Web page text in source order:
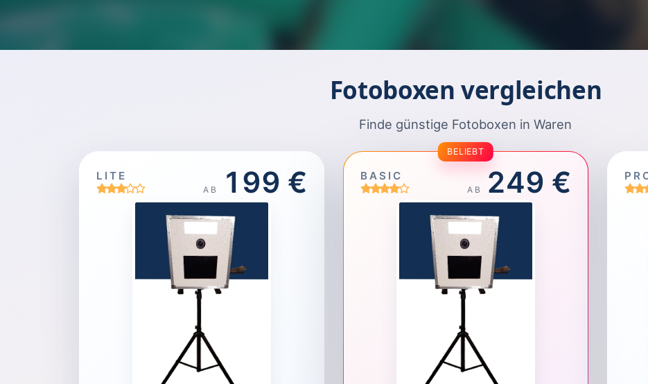
Fotoboxen vergleichen
Finde günstige Fotoboxen in Waren
LITE
AB 199 €
BELIEBT
BASIC
AB 249 €